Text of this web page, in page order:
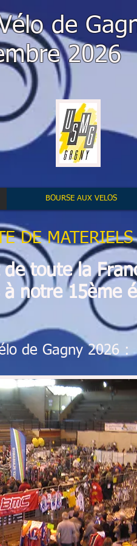
de
2026
BOURSE AUX VELOS
DE MATERIELS
toute la
à notre 15ème
de Gagny 2026 :